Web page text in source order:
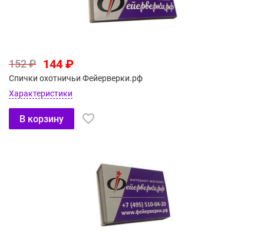
152 ₽ 144 ₽
Спички охотничьи Фейерверки.рф
Характеристики
В корзину